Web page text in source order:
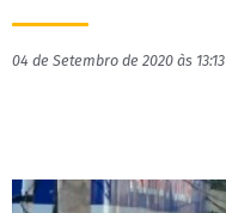
04 de Setembro de 2020 às 13:13